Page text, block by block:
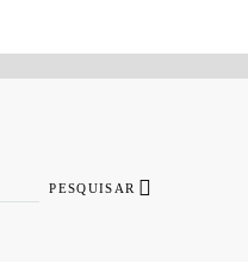
PESQUISAR